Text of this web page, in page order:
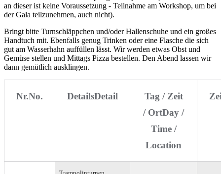
an dieser ist keine Voraussetzung - Teilnahme am Workshop, um bei
der Gala teilzunehmen, auch nicht).
Bringt bitte Turnschläppchen und/oder Hallenschuhe und ein großes
Handtuch mit. Ebenfalls genug Trinken oder eine Flasche die sich
gut am Wasserhahn auffüllen lässt. Wir werden etwas Obst und
Gemüse stellen und Mittags Pizza bestellen. Den Abend lassen wir
dann gemütlich ausklingen.
Nr.No. DetailsDetail
Tag / Zeit
/ OrtDay /
Time /
Location